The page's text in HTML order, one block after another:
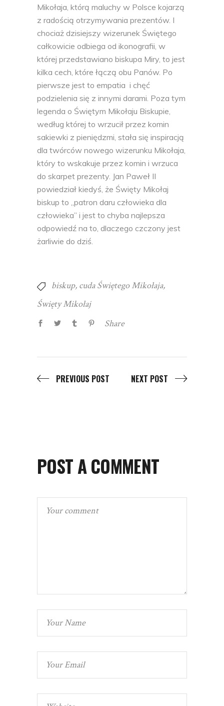
Mikołaja, którą maluchy w Polsce kojarzą
z radością otrzymywania prezentów. I
chociaż dzisiejszy wizerunek Świętego
całkowicie odbiega od ikonografii, w
której przedstawiano biskupa Miry, to jest
kilka cech, które łączą obu Panów. Po
pierwsze jest to empatia i chęć
podzielenia się z innymi darami. Poza tym
legenda o Świętym Mikołaju Biskupie,
według której to wrzucił przez komin
sakiewki z pieniędzmi, stała się inspiracją
dla twórców nowego wizerunku Mikołaja,
który to wskakuje przez komin i wrzuca
do skarpet prezenty. Jan Paweł II
powiedział kiedyś, że Święty Mikołaj
biskup to „patron daru człowieka dla
człowieka” i jest to chyba najlepsza
odpowiedź na to, dlaczego czczony jest
żarliwie do dziś.
biskup, cuda Świętego Mikołaja,
Święty Mikołaj
Share
PREVIOUS POST NEXT POST
POST A COMMENT